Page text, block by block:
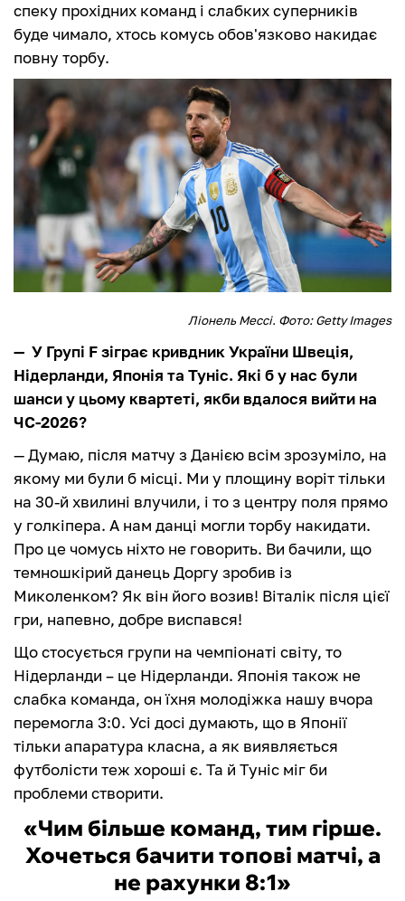
спеку прохідних команд і слабких суперників
буде чимало, хтось комусь обов'язково накидає
повну торбу.
Ліонель Мессі. Фото: Getty Images
— У Групі F зіграє кривдник України Швеція,
Нідерланди, Японія та Туніс. Які б у нас були
шанси у цьому квартеті, якби вдалося вийти на
ЧС-2026?
— Думаю, після матчу з Данією всім зрозуміло, на
якому ми були б місці. Ми у площину воріт тільки
на 30-й хвилині влучили, і то з центру поля прямо
у голкіпера. А нам данці могли торбу накидати.
Про це чомусь ніхто не говорить. Ви бачили, що
темношкірий данець Доргу зробив із
Миколенком? Як він його возив! Віталік після цієї
гри, напевно, добре виспався!
Що стосується групи на чемпіонаті світу, то
Нідерланди – це Нідерланди. Японія також не
слабка команда, он їхня молодіжка нашу вчора
перемогла 3:0. Усі досі думають, що в Японії
тільки апаратура класна, а як виявляється
футболісти теж хороші є. Та й Туніс міг би
проблеми створити.
«Чим більше команд, тим гірше.
Хочеться бачити топові матчі, а
не рахунки 8:1»